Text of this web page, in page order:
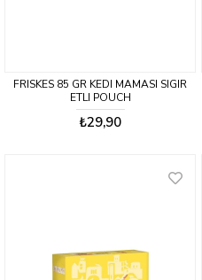
FRISKES 85 GR KEDI MAMASI SIGIR
ETLI POUCH
₺29,90